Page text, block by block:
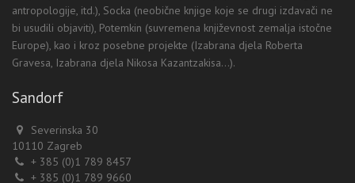
antropologije, itd.), Socka (neobične knjige koje se drugi izdavači ne
bi usudili objaviti), Potemkin (suvremena književnost zemalja istočne
Europe), kao i kroz posebne projekte (Izabrana djela Roberta
Gravesa, Izabrana djela Nikosa Kazantzakisa...).
Sandorf
Severinska 30
10110 Zagreb
+ 385 (0)1 789 8457
+ 385 (0)1 789 9660